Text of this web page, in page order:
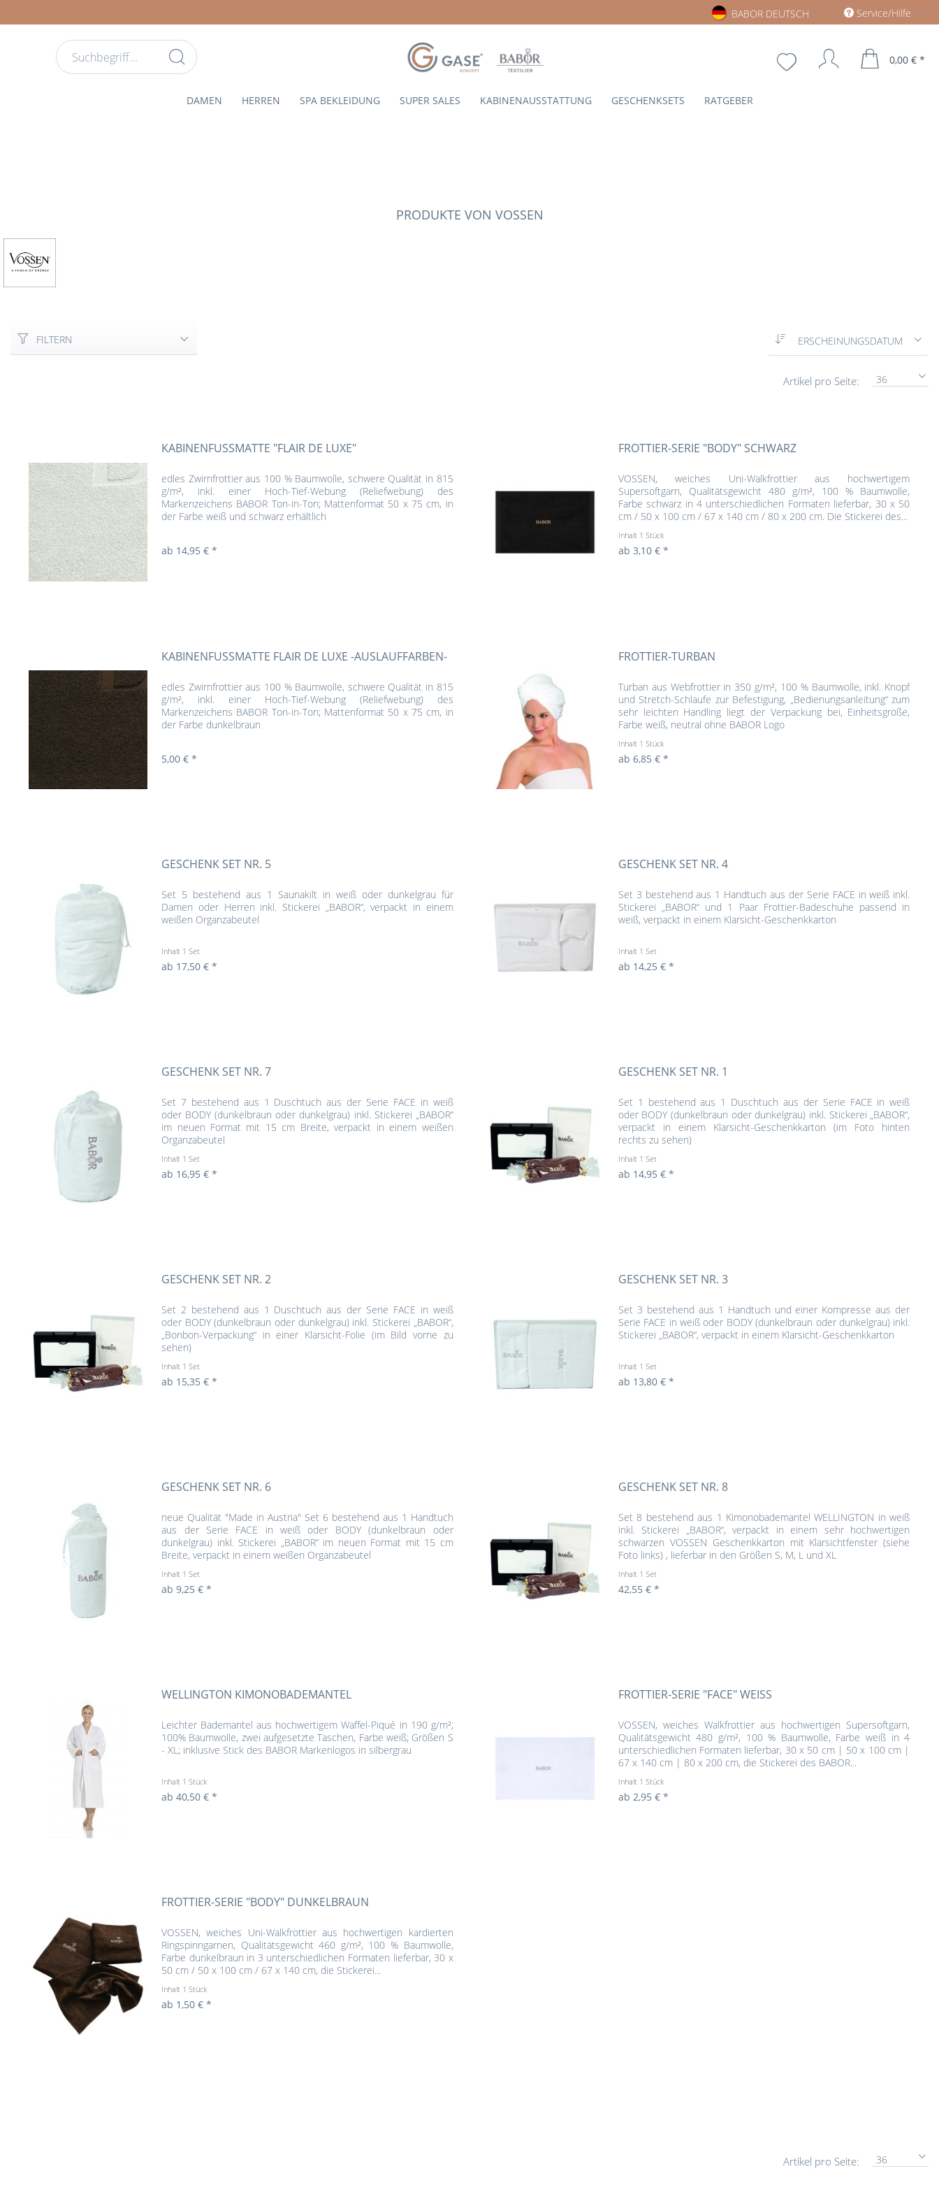
BABOR DEUTSCH Service/Hilfe
0,00 € *
DAMEN HERREN SPA BEKLEIDUNG SUPER SALES KABINENAUSSTATTUNG GESCHENKSETS RATGEBER
PRODUKTE VON VOSSEN
FILTERN ERSCHEINUNGSDATUM
Artikel pro Seite: 36
KABINENFUSSMATTE "FLAIR DE LUXE"
edles Zwirnfrottier aus 100 % Baumwolle, schwere Qualität in 815
g/m², inkl. einer Hoch-Tief-Webung (Reliefwebung) des
Markenzeichens BABOR Ton-in-Ton; Mattenformat 50 x 75 cm, in
der Farbe weiß und schwarz erhältlich
ab 14,95 € *
FROTTIER-SERIE "BODY" SCHWARZ
VOSSEN, weiches Uni-Walkfrottier aus hochwertigem
Supersoftgarn, Qualitätsgewicht 480 g/m², 100 % Baumwolle,
Farbe schwarz in 4 unterschiedlichen Formaten lieferbar, 30 x 50
cm / 50 x 100 cm / 67 x 140 cm / 80 x 200 cm. Die Stickerei des...
Inhalt 1 Stück
ab 3,10 € *
KABINENFUSSMATTE FLAIR DE LUXE -AUSLAUFFARBEN-
edles Zwirnfrottier aus 100 % Baumwolle, schwere Qualität in 815
g/m², inkl. einer Hoch-Tief-Webung (Reliefwebung) des
Markenzeichens BABOR Ton-in-Ton; Mattenformat 50 x 75 cm, in
der Farbe dunkelbraun
5,00 € *
FROTTIER-TURBAN
Turban aus Webfrottier in 350 g/m², 100 % Baumwolle, inkl. Knopf
und Stretch-Schlaufe zur Befestigung, „Bedienungsanleitung“ zum
sehr leichten Handling liegt der Verpackung bei, Einheitsgröße,
Farbe weiß, neutral ohne BABOR Logo
Inhalt 1 Stück
ab 6,85 € *
GESCHENK SET NR. 5
Set 5 bestehend aus 1 Saunakilt in weiß oder dunkelgrau für
Damen oder Herren inkl. Stickerei „BABOR“, verpackt in einem
weißen Organzabeutel
Inhalt 1 Set
ab 17,50 € *
GESCHENK SET NR. 4
Set 3 bestehend aus 1 Handtuch aus der Serie FACE in weiß inkl.
Stickerei „BABOR“ und 1 Paar Frottier-Badeschuhe passend in
weiß, verpackt in einem Klarsicht-Geschenkkarton
Inhalt 1 Set
ab 14,25 € *
GESCHENK SET NR. 7
Set 7 bestehend aus 1 Duschtuch aus der Serie FACE in weiß
oder BODY (dunkelbraun oder dunkelgrau) inkl. Stickerei „BABOR“
im neuen Format mit 15 cm Breite, verpackt in einem weißen
Organzabeutel
Inhalt 1 Set
ab 16,95 € *
GESCHENK SET NR. 1
Set 1 bestehend aus 1 Duschtuch aus der Serie FACE in weiß
oder BODY (dunkelbraun oder dunkelgrau) inkl. Stickerei „BABOR“,
verpackt in einem Klarsicht-Geschenkkarton (im Foto hinten
rechts zu sehen)
Inhalt 1 Set
ab 14,95 € *
GESCHENK SET NR. 2
Set 2 bestehend aus 1 Duschtuch aus der Serie FACE in weiß
oder BODY (dunkelbraun oder dunkelgrau) inkl. Stickerei „BABOR“,
„Bonbon-Verpackung“ in einer Klarsicht-Folie (im Bild vorne zu
sehen)
Inhalt 1 Set
ab 15,35 € *
GESCHENK SET NR. 3
Set 3 bestehend aus 1 Handtuch und einer Kompresse aus der
Serie FACE in weiß oder BODY (dunkelbraun oder dunkelgrau) inkl.
Stickerei „BABOR“, verpackt in einem Klarsicht-Geschenkkarton
Inhalt 1 Set
ab 13,80 € *
GESCHENK SET NR. 6
neue Qualität "Made in Austria" Set 6 bestehend aus 1 Handtuch
aus der Serie FACE in weiß oder BODY (dunkelbraun oder
dunkelgrau) inkl. Stickerei „BABOR“ im neuen Format mit 15 cm
Breite, verpackt in einem weißen Organzabeutel
Inhalt 1 Set
ab 9,25 € *
GESCHENK SET NR. 8
Set 8 bestehend aus 1 Kimonobademantel WELLINGTON in weiß
inkl. Stickerei „BABOR“, verpackt in einem sehr hochwertigen
schwarzen VOSSEN Geschenkkarton mit Klarsichtfenster (siehe
Foto links) , lieferbar in den Größen S, M, L und XL
Inhalt 1 Set
42,55 € *
WELLINGTON KIMONOBADEMANTEL
Leichter Bademantel aus hochwertigem Waffel-Piqué in 190 g/m²;
100% Baumwolle, zwei aufgesetzte Taschen, Farbe weiß; Größen S
- XL; inklusive Stick des BABOR Markenlogos in silbergrau
Inhalt 1 Stück
ab 40,50 € *
FROTTIER-SERIE "FACE" WEISS
VOSSEN, weiches Walkfrottier aus hochwertigen Supersoftgarn,
Qualitätsgewicht 480 g/m², 100 % Baumwolle, Farbe weiß in 4
unterschiedlichen Formaten lieferbar, 30 x 50 cm | 50 x 100 cm |
67 x 140 cm | 80 x 200 cm, die Stickerei des BABOR...
Inhalt 1 Stück
ab 2,95 € *
FROTTIER-SERIE "BODY" DUNKELBRAUN
VOSSEN, weiches Uni-Walkfrottier aus hochwertigen kardierten
Ringspinngarnen, Qualitätsgewicht 460 g/m², 100 % Baumwolle,
Farbe dunkelbraun in 3 unterschiedlichen Formaten lieferbar, 30 x
50 cm / 50 x 100 cm / 67 x 140 cm, die Stickerei...
Inhalt 1 Stück
ab 1,50 € *
Artikel pro Seite: 36